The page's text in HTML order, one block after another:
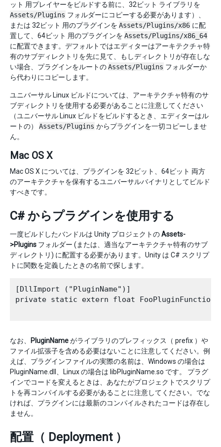
ット 用プレイヤーをビルドする前に、32ビット ライブラリを
Assets/Plugins フォルダーにコピーする必要があります）、
または 32ビット 用のプラグインを Assets/Plugins/x86 に配
置して、64ビット 用のプラグインを Assets/Plugins/x86_64
に配置できます。デフォルトではエディターはアーキテクチャ特
有のサブディレクトリを先に見て、もしディレクトリが存在しな
い場合、プラグインをルートのAssets/Plugins フォルダーか
ら代わりにコピーします。
ユニバーサル Linux ビルドについては、アーキテクチャ特有のサ
ブディレクトリを使用する必要があることに注意してください
（ユニバーサル Linux ビルドをビルドするとき、エディターはル
ートの） Assets/Plugins からプラグインを一切コピーしませ
ん。
Mac OS X
Mac OS X については、プラグインを 32ビット、64ビット 両方
のアーキテクチャを保有するユニバーサルバイナリとしてビルド
すべきです。
C# からプラグインを使用する
一度ビルドしたバンドルは Unity プロジェクトのAssets-
>Plugins フォルダー (または、適当なアーキテクチャ特有のサブ
ディレクトリ) に配置する必要があります。Unity は C# スクリプ
トに関数を定義したときの名前で探します。
[DllImport ("PluginName")]
private static extern float
なお、 PluginNameがライブラリのプレフィックス（ prefix ）や
ファイル拡張子を含める必要はないことに注意してください。例
えば、プラグインファイルの実際の名前は、Windows の場合は
PluginName.dll、Linux の場合は libPluginName.so です。 プラグ
インでコードを変えるときは、あなたがプロジェクトでスクリプ
トを再コンパイルする必要があることに注意してください。でな
ければ、プラグインには最新のコンパイルされたコードは存在し
ません。
配置（ Deployment ）